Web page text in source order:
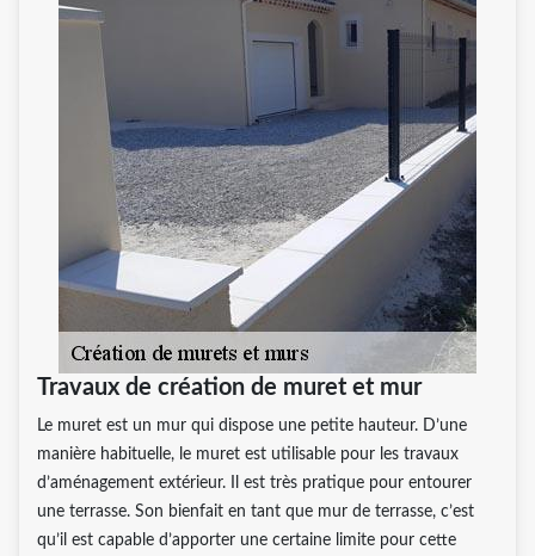
Travaux de création de muret et mur
Le muret est un mur qui dispose une petite hauteur. D’une
manière habituelle, le muret est utilisable pour les travaux
d’aménagement extérieur. Il est très pratique pour entourer
une terrasse. Son bienfait en tant que mur de terrasse, c’est
qu’il est capable d’apporter une certaine limite pour cette